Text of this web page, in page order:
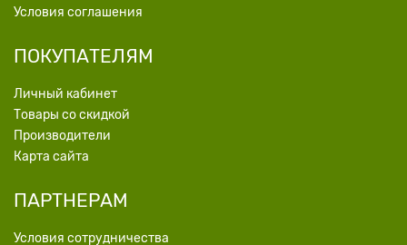
Условия соглашения
ПОКУПАТЕЛЯМ
Личный кабинет
Товары со скидкой
Производители
Карта сайта
ПАРТНЕРАМ
Условия сотрудничества